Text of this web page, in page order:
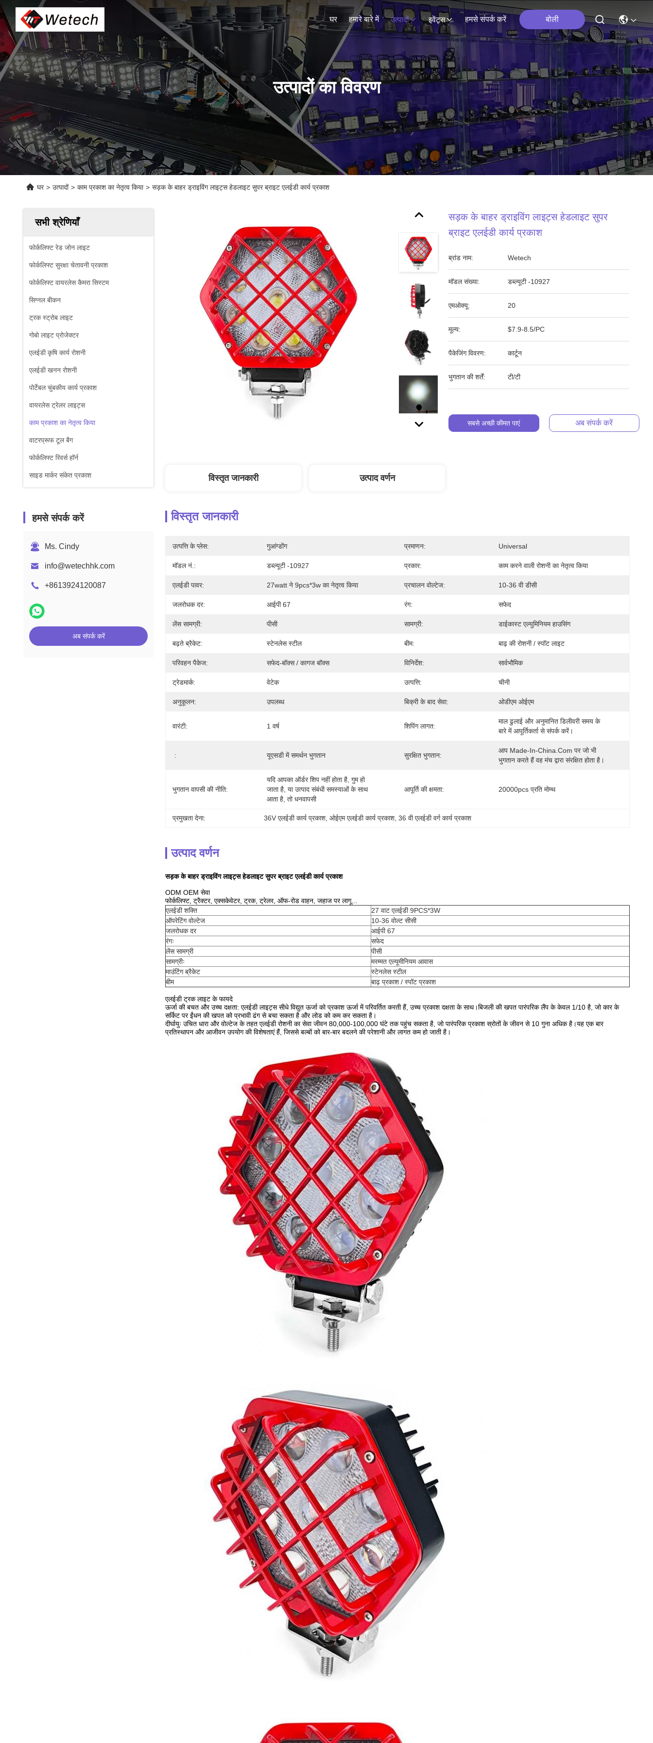
घर हमारे बारे में उत्पादों इवेंट्स हमसे संपर्क करें बोली
उत्पादों का विवरण
घर > उत्पादों > काम प्रकाश का नेतृत्व किया > सड़क के बाहर ड्राइविंग लाइट्स हेडलाइट सुपर ब्राइट एलईडी कार्य प्रकाश
सभी श्रेणियाँ
फोर्कलिफ्ट रेड जोन लाइट
फोर्कलिफ्ट सुरक्षा चेतावनी प्रकाश
फोर्कलिफ्ट वायरलेस कैमरा सिस्टम
सिग्नल बीकन
ट्रक स्ट्रोब लाइट
गोबो लाइट प्रोजेक्टर
एलईडी कृषि कार्य रोशनी
एलईडी खनन रोशनी
पोर्टेबल चुंबकीय कार्य प्रकाश
वायरलेस ट्रेलर लाइट्स
काम प्रकाश का नेतृत्व किया
वाटरप्रूफ टूल बैग
फोर्कलिफ्ट रिवर्स हॉर्न
साइड मार्कर संकेत प्रकाश
हमसे संपर्क करें
Ms. Cindy
info@wetechhk.com
+8613924120087
अब संपर्क करें
सड़क के बाहर ड्राइविंग लाइट्स हेडलाइट सुपर
ब्राइट एलईडी कार्य प्रकाश
ब्रांड नाम: Wetech
मॉडल संख्या: डब्ल्यूटी -10927
एमओक्यू: 20
मूल्य: $7.9-8.5/PC
पैकेजिंग विवरण: कार्टून
भुगतान की शर्तें: टी/टी
सबसे अच्छी कीमत पाएं अब संपर्क करें
विस्तृत जानकारी उत्पाद वर्णन
विस्तृत जानकारी
उत्पत्ति के प्लेस: गुआंग्डोंग प्रमाणन: Universal
मॉडल नं.: डब्ल्यूटी -10927 प्रकार: काम करने वाली रोशनी का नेतृत्व किया
एलईडी पावर: 27watt ने 9pcs*3w का नेतृत्व किया प्रचालन वोल्टेज: 10-36 वी डीसी
जलरोधक दर: आईपी 67 रंग: सफेद
लेंस सामग्री: पीसी सामग्री: डाईकास्ट एल्युमिनियम हाउसिंग
बढ़ते ब्रैकेट: स्टेनलेस स्टील बीम: बाढ़ की रोशनी / स्पॉट लाइट
परिवहन पैकेज: सफेद-बॉक्स / कागज बॉक्स विनिर्देश: सार्वभौमिक
ट्रेडमार्क: वेटेक उत्पत्ति: चीनी
अनुकूलन: उपलब्ध बिक्री के बाद सेवा: ओडीएम ओईएम
वारंटी: 1 वर्ष शिपिंग लागत:
माल ढुलाई और अनुमानित डिलीवरी समय के
बारे में आपूर्तिकर्ता से संपर्क करें।
: यूएसडी में समर्थन भुगतान सुरक्षित भुगतान:
आप Made-In-China.com पर जो भी
भुगतान करते हैं वह मंच द्वारा संरक्षित होता है।
भुगतान वापसी की नीति:
यदि आपका ऑर्डर शिप नहीं होता है, गुम हो
जाता है, या उत्पाद संबंधी समस्याओं के साथ
आता है, तो धनवापसी
आपूर्ति की क्षमता: 20000pcs प्रति मोम्थ
प्रमुखता देना: 36V एलईडी कार्य प्रकाश , ओईएम एलईडी कार्य प्रकाश , 36 वी एलईडी वर्ग कार्य प्रकाश
उत्पाद वर्णन
सड़क के बाहर ड्राइविंग लाइट्स हेडलाइट सुपर ब्राइट एलईडी कार्य प्रकाश
ODM OEM सेवा
फोर्कलिफ्ट, ट्रैक्टर, एक्सकेवेटर, ट्रक, ट्रेलर, ऑफ-रोड वाहन, जहाज पर लागू...
एलईडी शक्ति
27 वाट एलईडी 9PCS*3W
ऑपरेटिंग वोल्टेज
10-36 वोल्ट सीसी
जलरोधक दर
आईपी 67
रंगः
सफेद
लेंस सामग्री
पीसी
सामग्रीः
मरम्मत एल्यूमीनियम आवास
माउंटिंग ब्रैकेट
स्टेनलेस स्टील
बीम
बाढ़ प्रकाश / स्पॉट प्रकाश
एलईडी ट्रक लाइट के फायदे
ऊर्जा की बचत और उच्च दक्षता: एलईडी लाइट्स सीधे विद्युत ऊर्जा को प्रकाश ऊर्जा में परिवर्तित करती हैं, उच्च प्रकाश दक्षता के साथ।बिजली की खपत पारंपरिक लैंप के केवल 1/10 है, जो कार के
सर्किट पर ईंधन की खपत को प्रभावी ढंग से बचा सकता है और लोड को कम कर सकता है।
दीर्घायुः उचित धारा और वोल्टेज के तहत एलईडी रोशनी का सेवा जीवन 80,000-100,000 घंटे तक पहुंच सकता है, जो पारंपरिक प्रकाश स्रोतों के जीवन से 10 गुना अधिक है।यह एक बार
प्रतिस्थापन और आजीवन उपयोग की विशेषताएं हैं, जिससे बल्बों को बार-बार बदलने की परेशानी और लागत कम हो जाती है।